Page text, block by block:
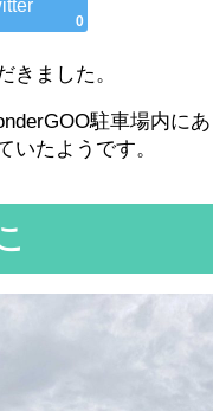
0
きました。
駐車場内に
いたようです。